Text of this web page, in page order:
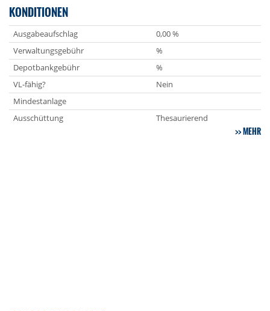
KONDITIONEN
Ausgabeaufschlag
0,00 %
Verwaltungsgebühr
%
Depotbankgebühr
%
VL-fähig?
Nein
Mindestanlage
Ausschüttung
Thesaurierend
MEHR